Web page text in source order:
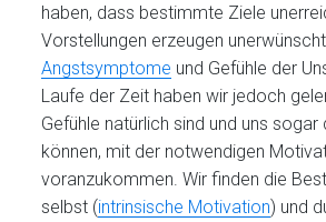
haben, dass bestimmte Ziele
Vorstellungen erzeugen
Angstsymptome und Gefühle der
Laufe der Zeit haben wir jedoch
Gefühle natürlich sind und uns sogar
können, mit der notwendigen
voranzukommen. Wir finden die
selbst (intrinsische Motivation) und